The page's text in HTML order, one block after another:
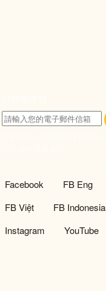
社群選單
Facebook
FB Eng
FB Việt
FB
Instagram
YouTube